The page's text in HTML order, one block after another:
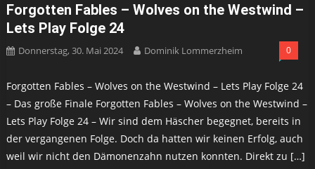
Forgotten Fables – Wolves on the Westwind –
Lets Play Folge 24
Donnerstag, 30. Mai 2024 Dominik Lommerzheim 0
Forgotten Fables – Wolves on the Westwind – Lets Play Folge 24
– Das große Finale Forgotten Fables – Wolves on the Westwind –
Lets Play Folge 24 – Wir sind dem Häscher begegnet, bereits in
der vergangenen Folge. Doch da hatten wir keinen Erfolg, auch
weil wir nicht den Dämonenzahn nutzen konnten. Direkt zu […]